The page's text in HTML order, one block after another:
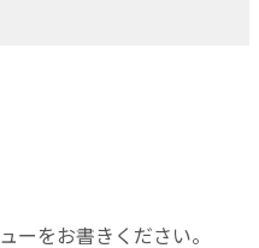
ーをお書きください。